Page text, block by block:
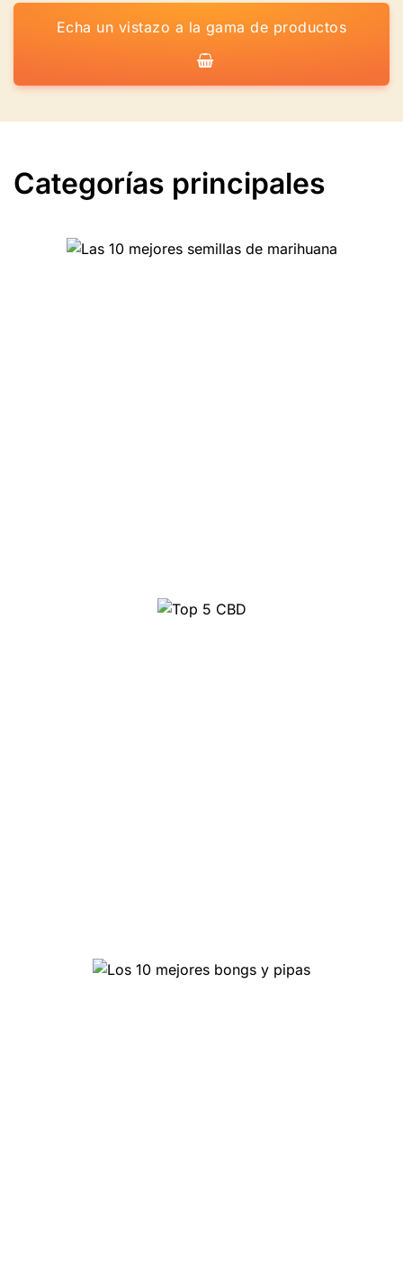
Echa un vistazo a la gama de productos
Categorías principales